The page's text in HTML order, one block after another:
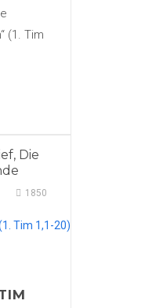
(1. Tim
, Die
1850